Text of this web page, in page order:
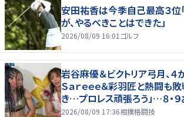
安田祐香は今季自己最高３位
が、やるべきことはできた」
2026/08/09 16:01 ゴルフ
岩谷麻優＆ビクトリア弓月、４
Ｓａｒｅｅｅ＆彩羽匠と熱闘も
き…プロレス頑張ろう」…８・
2026/08/09 17:36相撲格闘技